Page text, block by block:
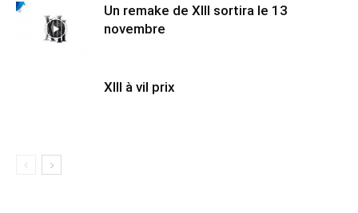
Un remake de XIII sortira le 13
novembre
XIII à vil prix